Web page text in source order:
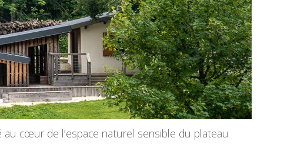
cœur de l’espace naturel sensible du plateau